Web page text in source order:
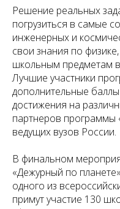
Решение реальных
погрузиться в самые
инженерных и
свои знания по
школьным предметам
Лучшие участники
дополнительные
достижения на
партнеров программы
ведущих вузов России.
В финальном
«Дежурный по
одного из
примут участие 130